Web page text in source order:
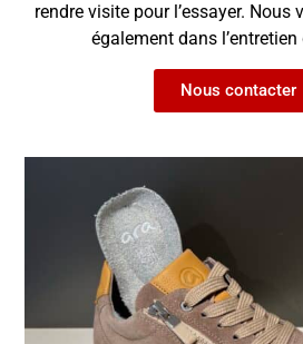
rendre visite pour l’essayer. Nous
également dans l’entretien
Nous contacter